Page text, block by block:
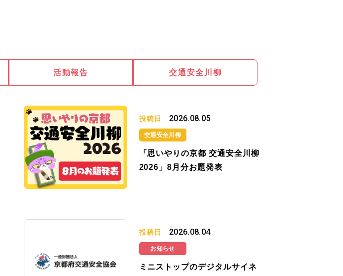
活動報告 交通安全川柳
投稿日 2026.08.05
交通安全川柳
「思いやりの京都 交通安全川柳
2026」8月分お題発表
投稿日 2026.08.04
お知らせ
ミニストップのデジタルサイネ